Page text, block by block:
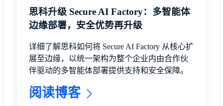
思科升级 Secure AI Factory：多智能体
边缘部署，安全优势再升级
详细了解思科如何将 Secure AI Factory 从核心扩
展至边缘，以统一架构为整个企业内由合作伙
伴驱动的多智能体部署提供支持和安全保障。
阅读博客